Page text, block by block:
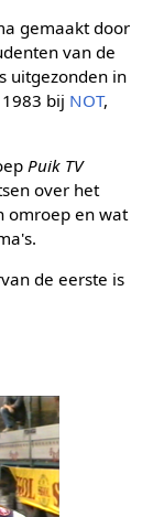
gemaakt door
van de
uitgezonden in
bij NOT,
Puik TV
over het
omroep en wat
de eerste is